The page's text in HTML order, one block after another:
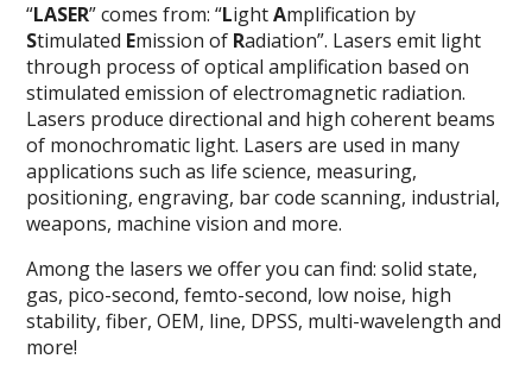
“LASER” comes from: “LightAmplification by
Stimulated Emission of Radiation”. Lasers emit light
through process of optical amplification based on
stimulated emission of electromagnetic radiation.
Lasers produce directional and high coherent beams
of monochromatic light. Lasers are used in many
applications such as life science, measuring,
positioning, engraving, bar code scanning, industrial,
weapons, machine vision and more.
Among the lasers we offer you can find: solid state,
gas, pico-second, femto-second, low noise, high
stability, fiber, OEM, line, DPSS, multi-wavelength and
more!